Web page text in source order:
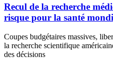
Recul de la recherche
risque pour la santé
Coupes budgétaires massives,
la recherche scientifique
des décisions